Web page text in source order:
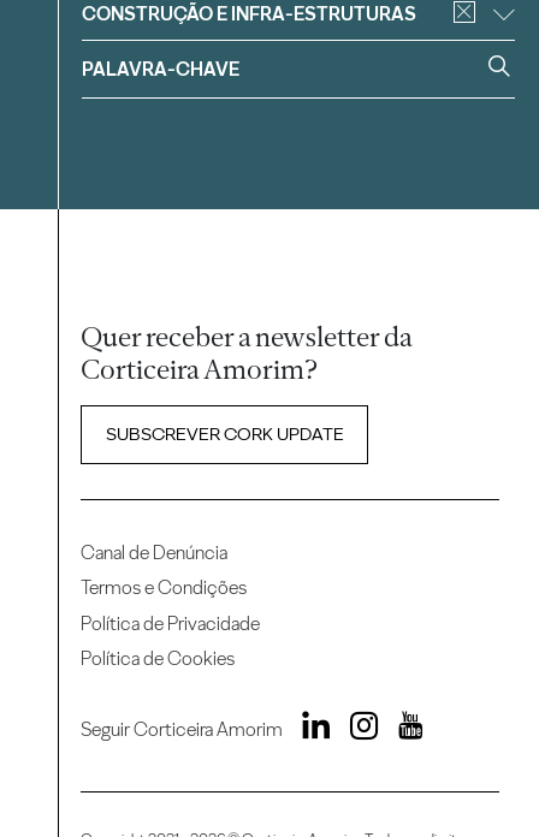
CONSTRUÇÃO E INFRA-ESTRUTURAS
Quer receber a newsletter da
Corticeira Amorim?
SUBSCREVER CORK UPDATE
Canal de Denúncia
Termos e Condições
Política de Privacidade
Política de Cookies
Seguir Corticeira Amorim